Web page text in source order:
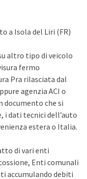
a Isola del Liri (FR)
altro tipo di veicolo
fermo
Pra rilasciata dal
agenzia ACI o
documento che si
dati tecnici dell’auto
estera o Italia.
di vari enti
Enti comunali
accumulando debiti